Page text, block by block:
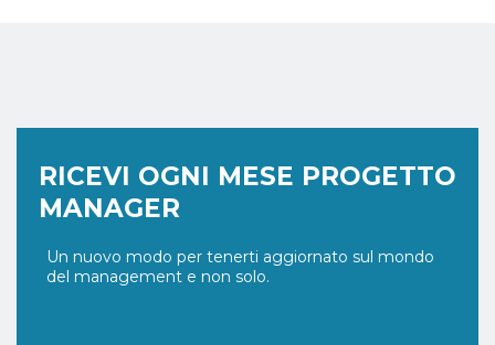
RICEVI OGNI MESE PROGETTO
MANAGER
Un nuovo modo per tenerti aggiornato sul mondo
del management e non solo.